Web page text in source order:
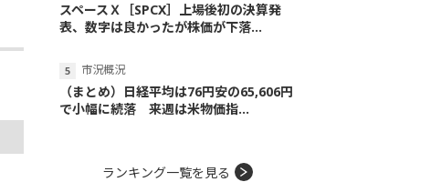
スペースＸ［SPCX］上場後初の決算発
表、数字は良かったが株価が下落...
市況概況
（まとめ）日経平均は76円安の65,606円
で小幅に続落 来週は米物価指...
ランキング一覧を見る